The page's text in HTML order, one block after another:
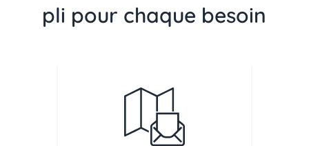
pli pour chaque besoin